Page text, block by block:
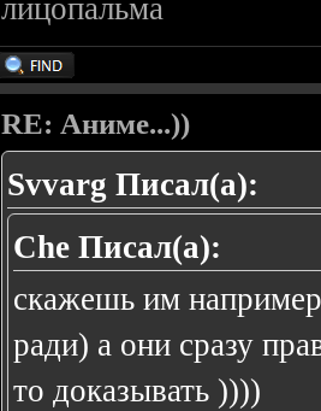
лицопальма
RE: Аниме...))
Svvarg Писал(а):
Che Писал(а):
скажешь им
ради) а они сразу
то доказывать ))))